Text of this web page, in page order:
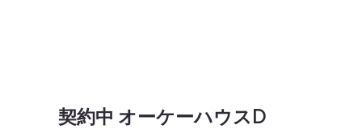
​契約中 オーケーハウスD